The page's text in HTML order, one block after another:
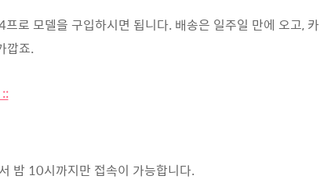
로 모델을 구입하시면 됩니다. 배송은 일주일 만에 오고, 카
깝죠.
밤 10시까지만 접속이 가능합니다.